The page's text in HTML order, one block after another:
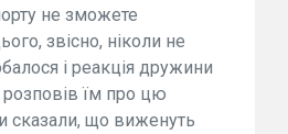
не зможете
звісно, ніколи не
і реакція дружини
їм про цю
сказали, що виженуть